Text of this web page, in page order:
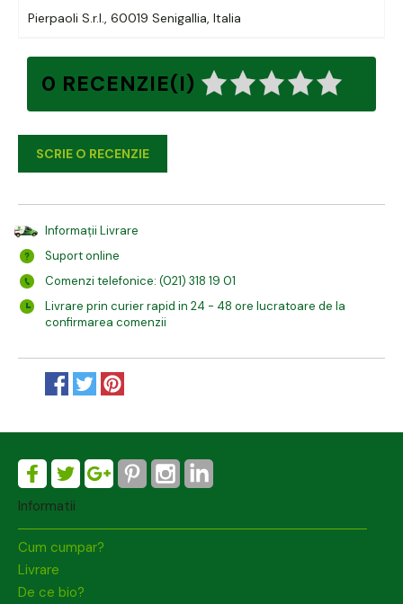
Pierpaoli S.r.l., 60019 Senigallia, Italia
0 RECENZIE(I)
SCRIE O RECENZIE
Informații Livrare
Suport online
Comenzi telefonice: (021) 318 19 01
Livrare prin curier rapid in 24 - 48 ore lucratoare de la
confirmarea comenzii
Informatii
Cum cumpar?
Livrare
De ce bio?